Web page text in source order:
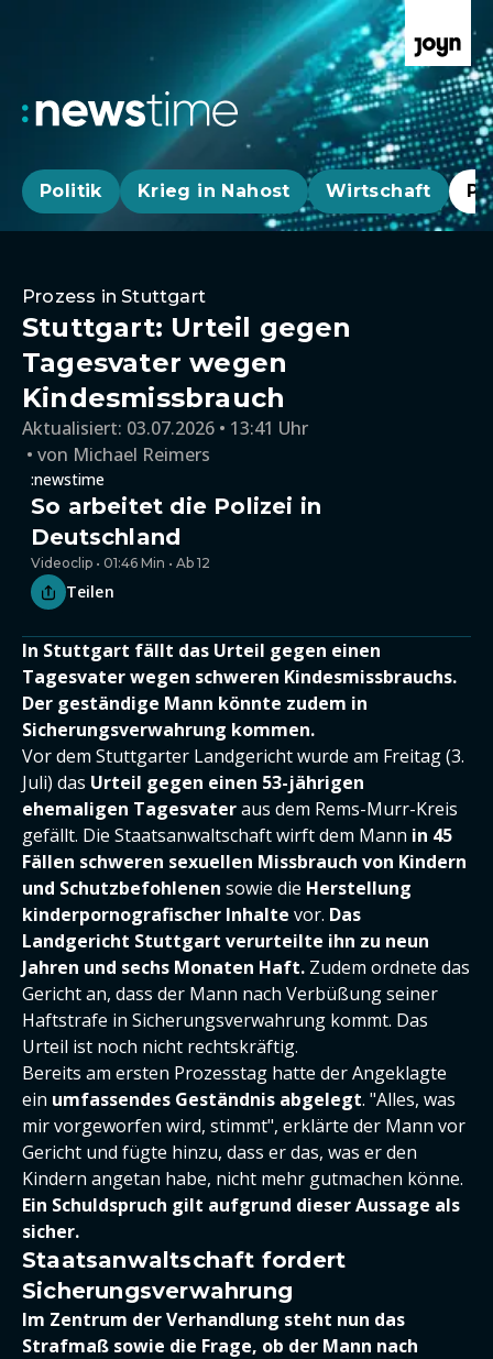
Politik Krieg in Nahost Wirtschaft
Prozess in Stuttgart
Stuttgart: Urteil gegen
Tagesvater wegen
Kindesmissbrauch
Aktualisiert: 03.07.2026 • 13:41 Uhr
von Michael Reimers
:newstime
So arbeitet die Polizei in
Deutschland
Videoclip • 01:46 Min • Ab 12
Teilen
In Stuttgart fällt das Urteil gegen einen
Tagesvater wegen schweren Kindesmissbrauchs.
Der geständige Mann könnte zudem in
Sicherungsverwahrung kommen.
Vor dem Stuttgarter Landgericht wurde am Freitag (3.
Juli) das Urteil gegen einen 53-jährigen
ehemaligen Tagesvateraus dem Rems-Murr-Kreis
gefällt. Die Staatsanwaltschaft wirft dem Mann in 45
Fällen schweren sexuellen Missbrauch von Kindern
und Schutzbefohlenen sowie die Herstellung
kinderpornografischer Inhalte vor. Das
Landgericht Stuttgart verurteilte ihn zu neun
Jahren und sechs Monaten Haft. Zudem ordnete das
Gericht an, dass der Mann nach Verbüßung seiner
Haftstrafe in Sicherungsverwahrung kommt. Das
Urteil ist noch nicht rechtskräftig.
Bereits am ersten Prozesstag hatte der Angeklagte
ein umfassendes Geständnis abgelegt. "Alles, was
mir vorgeworfen wird, stimmt", erklärte der Mann vor
Gericht und fügte hinzu, dass er das, was er den
Kindern angetan habe, nicht mehr gutmachen könne.
Ein Schuldspruch gilt aufgrund dieser Aussage als
sicher.
Staatsanwaltschaft fordert
Sicherungsverwahrung
Im Zentrum der Verhandlung steht nun das
Strafmaß sowie die Frage, ob der Mann nach